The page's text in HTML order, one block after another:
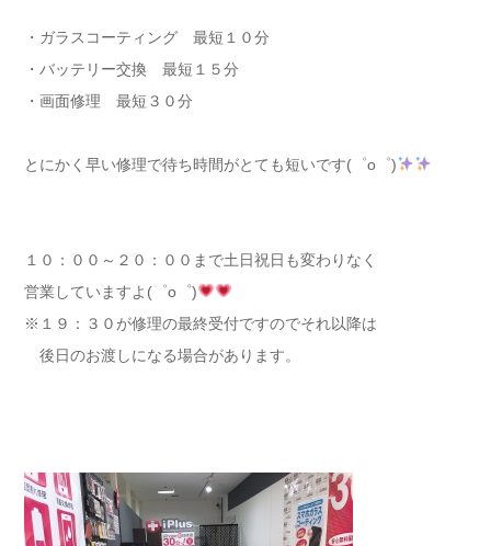
・ガラスコーティング 最短１０分
・バッテリー交換 最短１５分
・画面修理 最短３０分
とにかく早い修理で待ち時間がとても短いです(゜o゜)
１０：００～２０：００まで土日祝日も変わりなく
営業していますよ(゜o゜)
※１９：３０が修理の最終受付ですのでそれ以降は
後日のお渡しになる場合があります。